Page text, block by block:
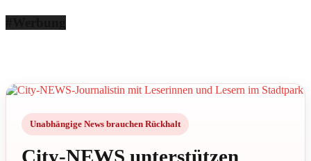
Unabhängige News brauchen Rückhalt
City-NEWS unterstützen